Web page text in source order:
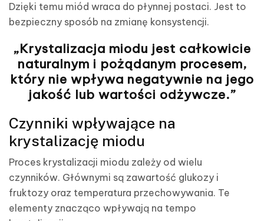
Dzięki temu miód wraca do płynnej postaci. Jest to
bezpieczny sposób na zmianę konsystencji.
„Krystalizacja miodu jest całkowicie
naturalnym i pożądanym procesem,
który nie wpływa negatywnie na jego
jakość lub wartości odżywcze.”
Czynniki wpływające na
krystalizację miodu
Proces krystalizacji miodu zależy od wielu
czynników. Głównymi są zawartość glukozy i
fruktozy oraz temperatura przechowywania. Te
elementy znacząco wpływają na tempo